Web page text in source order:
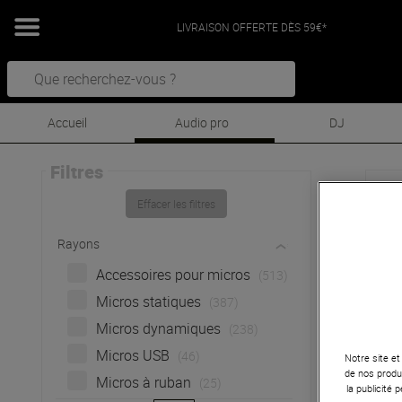
LIVRAISON OFFERTE DÈS 59€*
Accueil Audio pro DJ
Filtres
Effacer les filtres
Rayons
Accessoires pour micros (513)
Micros statiques (387)
Micros dynamiques (238)
Micros USB (46)
Micros à ruban (25)
Les
Notre site
de nos
la publicité